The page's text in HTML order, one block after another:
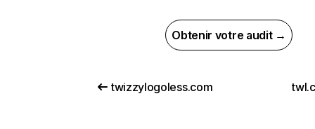
Obtenir votre audit →
twizzylogoless.com